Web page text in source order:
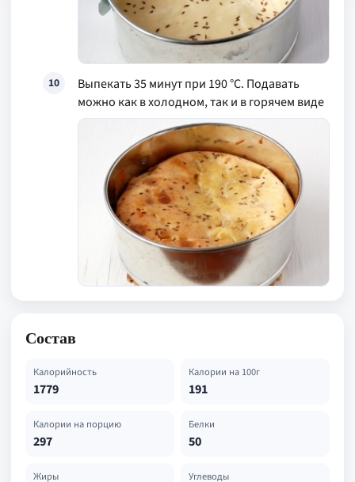
10
Выпекать 35 минут при 190 °С. Подавать
можно как в холодном, так и в горячем виде
Состав
Калорийность
1779
Калории на 100г
191
Калории на порцию
297
Белки
50
Жиры Углеводы